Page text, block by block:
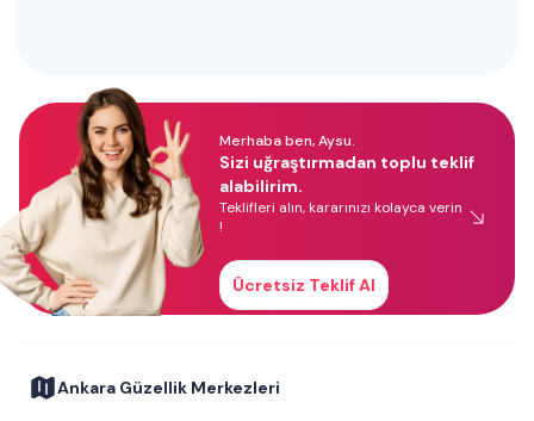
Merhaba ben, Aysu.
Sizi uğraştırmadan toplu teklif
alabilirim.
Teklifleri alın, kararınızı kolayca verin
!
Ücretsiz Teklif Al
Ankara Güzellik Merkezleri